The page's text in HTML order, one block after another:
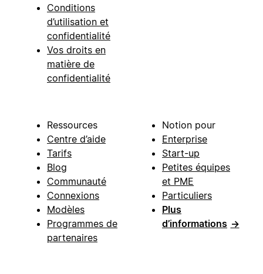
Conditions
d’utilisation et
confidentialité
Vos droits en
matière de
confidentialité
Ressources
Centre d’aide
Tarifs
Blog
Communauté
Connexions
Modèles
Programmes de
partenaires
Notion pour
Enterprise
Start-up
Petites équipes
et PME
Particuliers
Plus
d’informations →